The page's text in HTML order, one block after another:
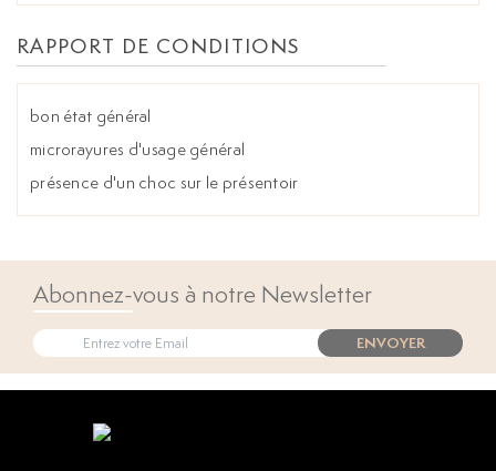
RAPPORT DE CONDITIONS
bon état général
microrayures d'usage général
présence d'un choc sur le présentoir
Abonnez-vous à notre Newsletter
ENVOYER